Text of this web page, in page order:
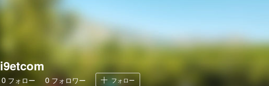
i9etcom
0 フォロー 0 フォロワー フォロー